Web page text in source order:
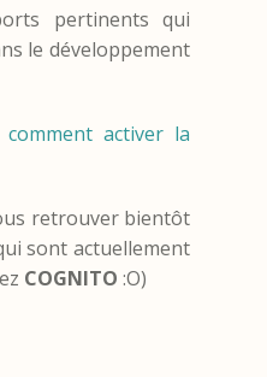
pertinents qui
le développement
activer la
retrouver bientôt
sont actuellement
COGNITO :O)